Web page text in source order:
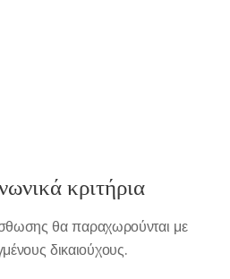
κριτήρια
θα παραχωρούνται με
δικαιούχους.